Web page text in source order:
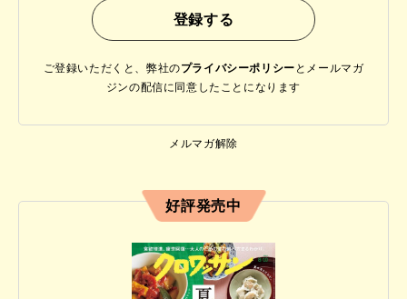
ご登録いただくと、弊社のプライバシーポリシー と メールマガ
ジンの配信に同意したことになります
メルマガ解除
好評発売中